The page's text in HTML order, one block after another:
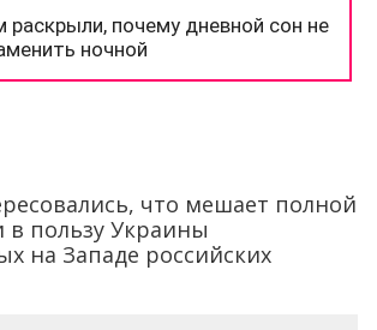
что мешает полной
в пользу Украины
на Западе российских